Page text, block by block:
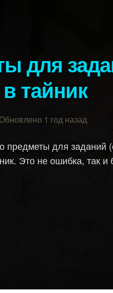
тайник
1 год назад
предметы для
Это не ошибка, так